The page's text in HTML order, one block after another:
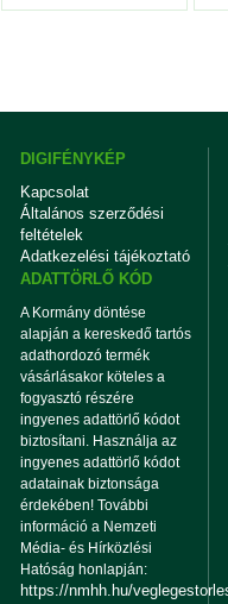
DIGIFÉNYKÉP
Kapcsolat
Általános szerződési
feltételek
Adatkezelési tájékoztató
ADATTÖRLŐ KÓD
A Kormány döntése
alapján a kereskedő tartós
adathordozó termék
vásárlásakor köteles a
fogyasztó részére
ingyenes adattörlő kódot
biztosítani. Használja az
ingyenes adattörlő kódot
adatainak biztonsága
érdekében! További
információ a Nemzeti
Média- és Hírközlési
Hatóság honlapján:
https://nmhh.hu/